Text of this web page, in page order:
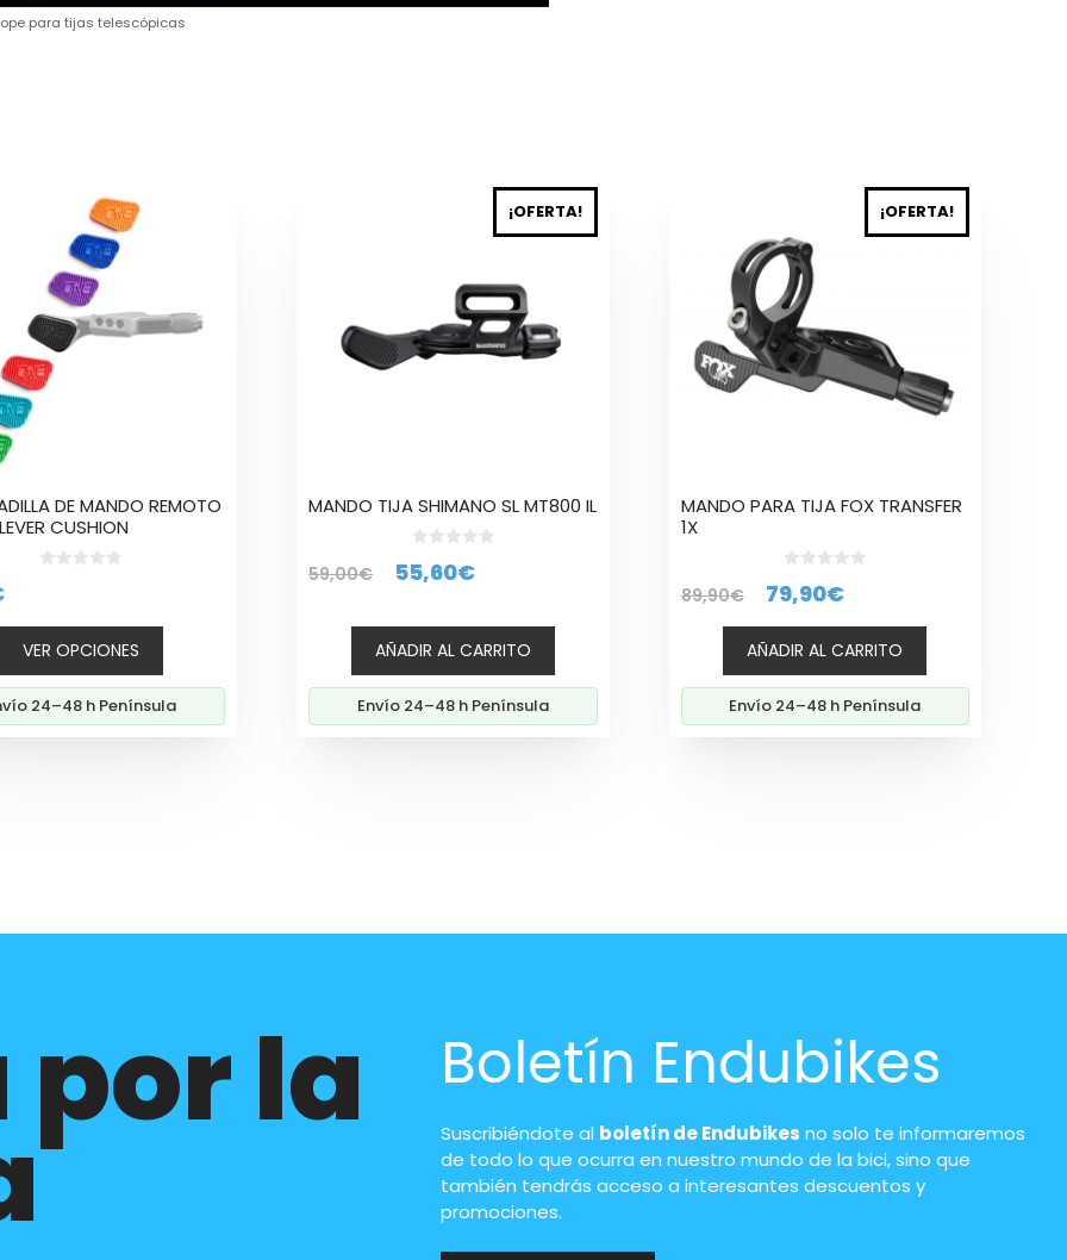
para tijas telescópicas
DE MANDO REMOTO
CUSHION
VER OPCIONES
24–48 h Península
¡OFERTA!
MANDO TIJA SHIMANO SL MT800 IL
d
59,00€
El
original
59,00€.
55,60€El
actual
55,60€.
AÑADIR AL CARRITO
Envío 24–48 h Península
¡OFERTA!
MANDO PARA TIJA FOX TRANSFER
1X
d
89,90€
El
precio
original
era:
89,90€.
79,90€El
precio
actual
es:
79,90€.
AÑADIR AL CARRITO
Envío 24–48 h Península
por la Boletín Endubikes
Suscribiéndote al boletín de Endubikes no solo te informaremos
de todo lo que ocurra en nuestro mundo de la bici, sino que
también tendrás acceso a interesantes descuentos y
promociones.